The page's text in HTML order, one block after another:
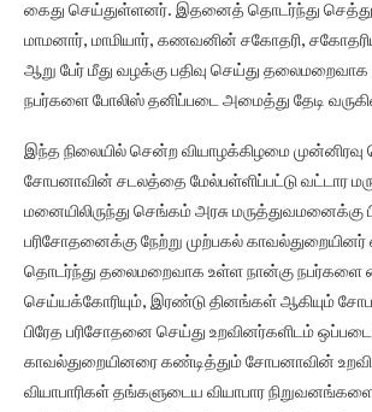
கைது செய்துள்ளனர். இதனைத் தொடர்ந்து
மாமனார், மாமியார், கணவனின் சகோதரி,
ஆறு பேர் மீது வழக்கு பதிவு செய்து
நபர்களை போலிஸ் தனிப்படை அமைத்து தேடி
இந்த நிலையில் சென்ற வியாழக்கிழமை
சோபனாவின் சடலத்தை மேல்பள்ளிப்பட்டு வட்டார
மனையிலிருந்து செங்கம் அரசு மருத்துவமனைக்கு
பரிசோதனைக்கு நேற்று முற்பகல்
தொடர்ந்து தலைமறைவாக உள்ள நான்கு நபர்களை
செய்யக்கோரியும், இரண்டு தினங்கள் ஆகியும்
பிரேத பரிசோதனை செய்து உறவினர்களிடம்
காவல்துறையினரை கண்டித்தும் சோபனாவின்
வியாபாரிகள் தங்களுடைய வியாபார